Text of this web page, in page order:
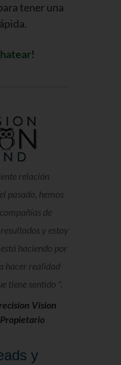
tener una
relación
pasado, hemos
de
y estoy
haciendo por
hacer realidad
tiene sentido ".
Vision
y